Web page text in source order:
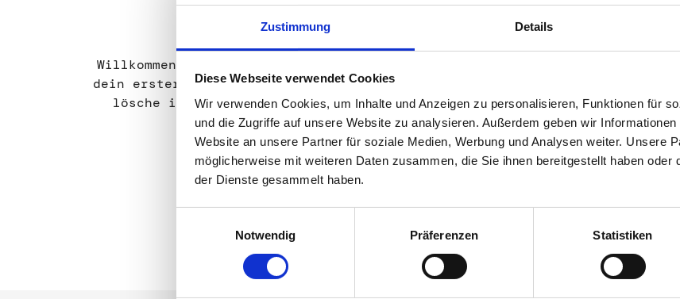
Zustimmung Details
Diese Webseite verwendet Cookies
Wir verwenden Cookies, um Inhalte und Anzeigen zu personalisieren, Funktionen für
und die Zugriffe auf unsere Website zu analysieren. Außerdem geben wir
Website an unsere Partner für soziale Medien, Werbung und Analysen weiter. Unsere
möglicherweise mit weiteren Daten zusammen, die Sie ihnen bereitgestellt haben oder
der Dienste gesammelt haben.
Notwendig
Präferenzen Statistiken
Hallo Welt!
Willkommen bei WordPress. Dies ist
dein erster Beitrag. Bearbeite oder
lösche ihn und beginne mit dem
Schreiben!